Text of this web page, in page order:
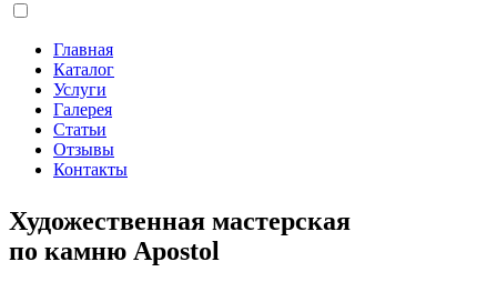
Главная
Каталог
Услуги
Галерея
Статьи
Отзывы
Контакты
Художественная мастерская
по камню Apostol